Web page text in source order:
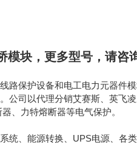
模块 ， 更多型号，请咨
路保护设备和电工电力元器件
公司以代理分销艾赛斯、英飞
、力特熔断器等电气保护。
统、能源转换、UPS电源、各